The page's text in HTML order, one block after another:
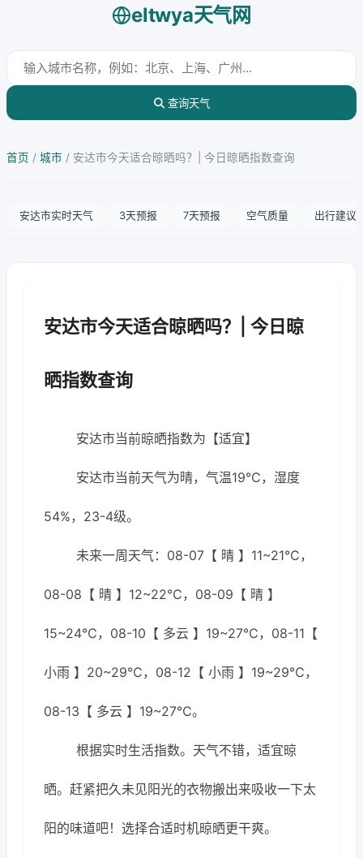
eltwya天气网
查询天气
首页 / 城市 / 安达市今天适合晾晒吗？| 今日晾晒指数查询
安达市实时天气 3天预报 7天预报 空气质量 出行建议
安达市今天适合晾晒吗？| 今日晾
晒指数查询
安达市当前晾晒指数为【适宜】
安达市当前天气为晴，气温19℃，湿度
54%，23-4级。
未来一周天气：08-07【 晴 】11~21℃，
08-08【 晴 】12~22℃，08-09【 晴 】
15~24℃，08-10【 多云 】19~27℃，08-11【
小雨 】20~29℃，08-12【 小雨 】19~29℃，
08-13【 多云 】19~27℃。
根据实时生活指数。天气不错，适宜晾
晒。赶紧把久未见阳光的衣物搬出来吸收一下太
阳的味道吧！选择合适时机晾晒更干爽。